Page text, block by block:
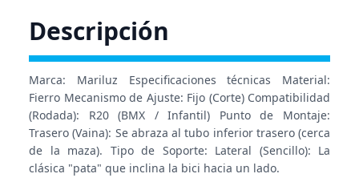
Descripción
Marca: Mariluz Especificaciones técnicas Material:
Fierro Mecanismo de Ajuste: Fijo (Corte) Compatibilidad
(Rodada): R20 (BMX / Infantil) Punto de Montaje:
Trasero (Vaina): Se abraza al tubo inferior trasero (cerca
de la maza). Tipo de Soporte: Lateral (Sencillo): La
clásica "pata" que inclina la bici hacia un lado.